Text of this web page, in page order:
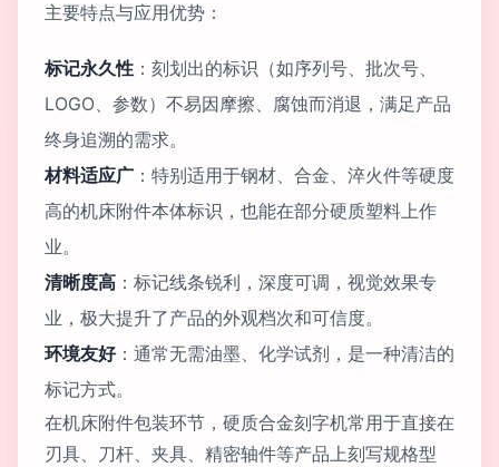
主要特点与应用优势：
标记永久性 ：刻划出的标识（如序列号、批次号、
LOGO、参数）不易因摩擦、腐蚀而消退，满足产品
终身追溯的需求。
材料适应广 ：特别适用于钢材、合金、淬火件等硬度
高的机床附件本体标识，也能在部分硬质塑料上作
业。
清晰度高 ：标记线条锐利，深度可调，视觉效果专
业，极大提升了产品的外观档次和可信度。
环境友好：通常无需油墨、化学试剂，是一种清洁的
标记方式。
在机床附件包装环节，硬质合金刻字机常用于直接在
刃具、刀杆、夹具、精密轴件等产品上刻写规格型